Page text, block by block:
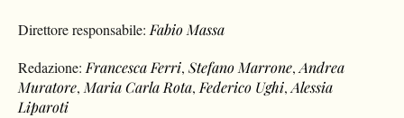
Direttore responsabile:Fabio Massa
Redazione:Francesca Ferri,Stefano Marrone,Andrea
Muratore,Maria Carla Rota,Federico Ughi,Alessia
Liparoti